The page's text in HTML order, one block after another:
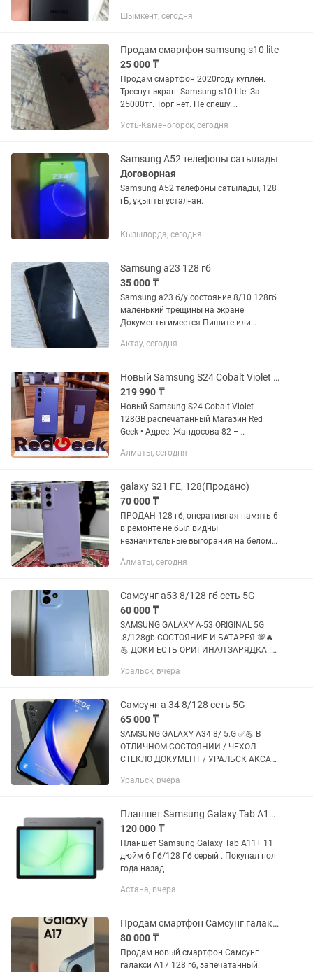
Шымкент, сегодня
Продам смартфон samsung s10 lite
25 000 ₸
Продам смартфон 2020году куплен.
Треснут экран. Samsung s10 lite. За
25000тг. Торг нет. Не спешу.
не работает. А так все работает. Всегда
Усть-Каменогорск, сегодня
Samsung A52 телефоны сатылады
Договорная
Samsung A52 телефоны сатылады, 128
гБ, ұқыпты ұсталған.
Кызылорда, сегодня
Samsung a23 128 гб
35 000 ₸
Samsung a23 б/у состояние 8/10 128гб
маленький трещины на экране
Документы имеется Пишите или
Актау, сегодня
Новый Samsung S24 Cobalt Violet 128GB распечатанный Магазин Red Geek
219 990 ₸
Новый Samsung S24 Cobalt Violet
128GB распечатанный Магазин Red
Geek • Адрес: Жандосова 82 –
техники Red Geek • Рассрочка 0-0-12 •
Алматы, сегодня
galaxy S21 FE, 128(Продано)
70 000 ₸
ПРОДАН 128 гб, оперативная память-6
в ремонте не был видны
незначительные выгорания на белом
есть✅
Алматы, сегодня
Самсунг а53 8/128 гб сеть 5G
60 000 ₸
SAMSUNG GALAXY A-53 ORIGINAL 5G
.8/128gb СОСТОЯНИЕ И БАТАРЕЯ 💯🔥
💪 ДОКИ ЕСТЬ ОРИГИНАЛ ЗАРЯДКА !
Уральск, вчера
Самсунг а 34 8/128 сеть 5G
65 000 ₸
SAMSUNG GALAXY A34 8/ 5.G ✅💪 В
ОТЛИЧНОМ СОСТОЯНИИ / ЧЕХОЛ
СТЕКЛО ДОКУМЕНТ / УРАЛЬСК АКСАЙ
Уральск, вчера
Планшет Samsung Galaxy Tab A11 11 дюйм 6 Гб/128 Гб серый
120 000 ₸
Планшет Samsung Galaxy Tab A11+ 11
дюйм 6 Гб/128 Гб серый . Покупал пол
года назад
Астана, вчера
Продам смартфон Самсунг галакси А17
80 000 ₸
Продам новый смартфон Самсунг
галакси А17 128 гб, запечатанный.